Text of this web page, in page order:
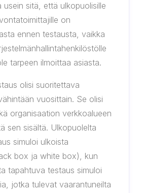
usein sitä, että ulkopuolisille
on
ennen testausta, vaikka
tarpeen ilmoittaa asiasta.
olisi suoritettava
vuosittain. Se olisi
organisaation verkkoalueen
sen sisältä. Ulkopuolelta
simuloi ulkoista
box ja white box), kun
tapahtuva testaus simuloi
jotka tulevat vaarantuneilta